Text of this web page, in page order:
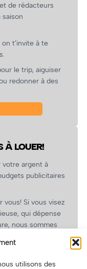
utilisons des
de rédacteurs
t’invite à te
le trip, aiguiser
redonner à des
À LOUER!
votre argent à
publicitaires
vous! Si vous visez
qui dépense
nous sommes